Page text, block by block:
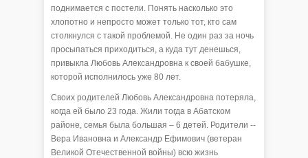
поднимается с постели. Понять насколько это
хлопотно и непросто может только тот, кто сам
столкнулся с такой проблемой. Не один раз за ночь
просыпаться приходиться, а куда тут денешься,
привыкла Любовь Александровна к своей бабушке,
которой исполнилось уже 80 лет.
Своих родителей Любовь Александровна потеряла,
когда ей было 23 года. Жили тогда в Абатском
районе, семья была большая – 6 детей. Родители --
Вера Ивановна и Александр Ефимович (ветеран
Великой Отечественной войны) всю жизнь